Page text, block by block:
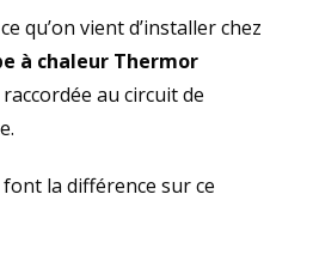
qu’on vient d’installer chez
à chaleur Thermor
raccordée au circuit de
la différence sur ce